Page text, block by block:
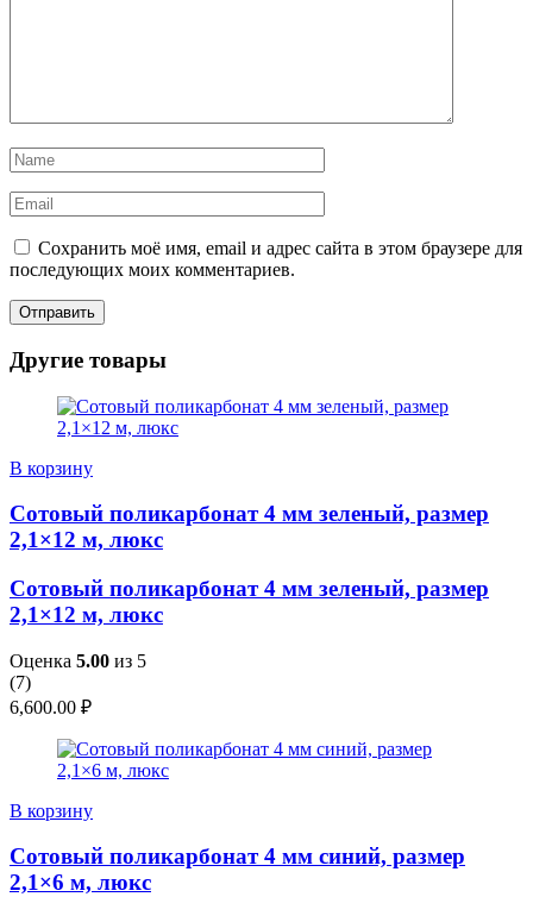
Сохранить моё имя, email и адрес сайта в этом браузере для
последующих моих комментариев.
Другие товары
В корзину
Сотовый поликарбонат 4 мм зеленый, размер
2,1×12 м, люкс
Сотовый поликарбонат 4 мм зеленый, размер
2,1×12 м, люкс
Оценка 5.00 из 5
(7)
6,600.00 ₽
В корзину
Сотовый поликарбонат 4 мм синий, размер
2,1×6 м, люкс